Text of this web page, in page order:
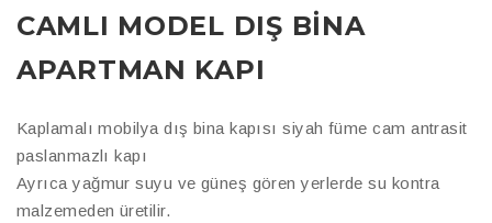
CAMLI MODEL DIŞ BINA
APARTMAN KAPI
Kaplamalı mobilya dış bina kapısı siyah füme cam antrasit
paslanmazlı kapı
Ayrıca yağmur suyu ve güneş gören yerlerde su kontra
malzemeden üretilir.